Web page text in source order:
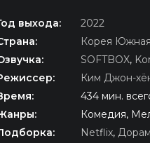
выхода:
2022
Корея Южная
SOFTBOX,
Ким Джон-
434 мин.
Комедия,
Netflix,